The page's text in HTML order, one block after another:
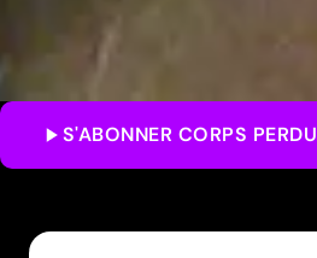
S'ABONNER CORPS PERDU